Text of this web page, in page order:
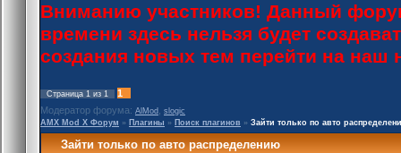
Вниманию участников! Данный
времени здесь нельзя будет
создания новых тем перейти на
Страница 1 из 1
1
Модератор форума: AlMod
slogic
AMX Mod X Форум » Плагины » Поиск плагинов » Зайти только по авто
Зайти только по авто распределению